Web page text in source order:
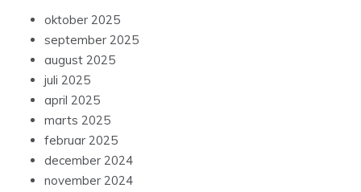
oktober 2025
september 2025
august 2025
juli 2025
april 2025
marts 2025
februar 2025
december 2024
november 2024